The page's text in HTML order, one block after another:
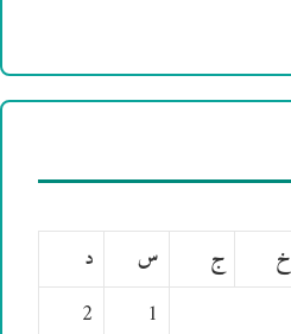
خ ج س
د
1
2